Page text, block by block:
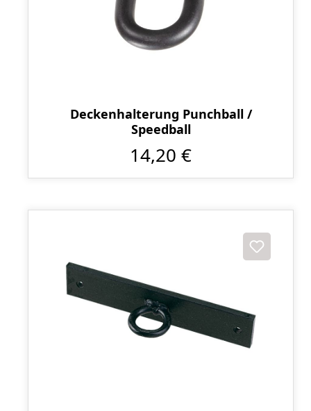
Deckenhalterung Punchball /
Speedball
14,20 €